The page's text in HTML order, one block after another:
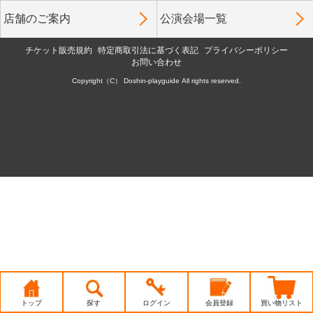
店舗のご案内 公演会場一覧
チケット販売規約 特定商取引法に基づく表記
プライバシーポリシー
お問い合わせ
Copyright（C） Doshin-playguide All rights reserved.
トップ 探す ログイン 会員登録 買い物リスト